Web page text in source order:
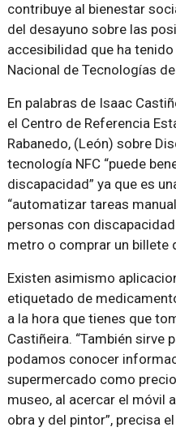
contribuye al bienestar
del desayuno sobre las
accesibilidad que ha
Nacional de Tecnologías
En palabras de Isaac
el Centro de Referencia
Rabanedo, (León) sobre
tecnología NFC puede
discapacidad ya que es
automatizar tareas
personas con
metro o comprar un billete
Existen asimismo
etiquetado de
a la hora que tienes que
Castiñeira. También sirve
podamos conocer
supermercado como
museo, al acercar el móvil
obra y del pintor , precisa